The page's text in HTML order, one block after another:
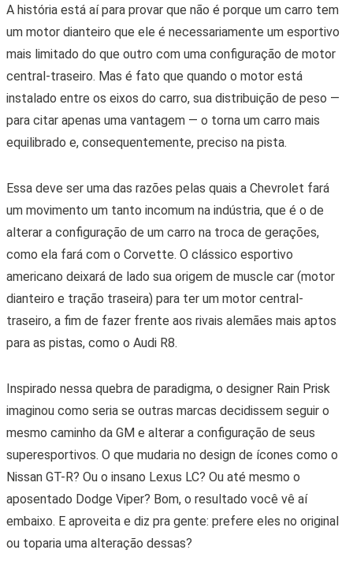
A história está aí para provar que não é porque um carro tem
um motor dianteiro que ele é necessariamente um esportivo
mais limitado do que outro com uma configuração de motor
central-traseiro. Mas é fato que quando o motor está
instalado entre os eixos do carro, sua distribuição de peso —
para citar apenas uma vantagem — o torna um carro mais
equilibrado e, consequentemente, preciso na pista.
Essa deve ser uma das razões pelas quais a Chevrolet fará
um movimento um tanto incomum na indústria, que é o de
alterar a configuração de um carro na troca de gerações,
como ela fará com o Corvette. O clássico esportivo
americano deixará de lado sua origem de muscle car (motor
dianteiro e tração traseira) para ter um motor central-
traseiro, a fim de fazer frente aos rivais alemães mais aptos
para as pistas, como o Audi R8.
Inspirado nessa quebra de paradigma, o designer Rain Prisk
imaginou como seria se outras marcas decidissem seguir o
mesmo caminho da GM e alterar a configuração de seus
superesportivos. O que mudaria no design de ícones como o
Nissan GT-R? Ou o insano Lexus LC? Ou até mesmo o
aposentado Dodge Viper? Bom, o resultado você vê aí
embaixo. E aproveita e diz pra gente: prefere eles no original
ou toparia uma alteração dessas?